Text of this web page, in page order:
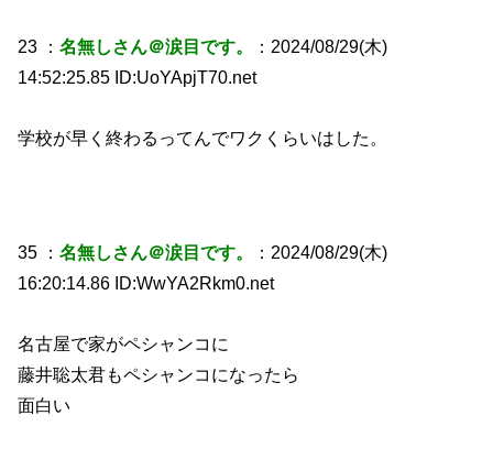
23 ：名無しさん＠涙目です。
：2024/08/29(木)
14:52:25.85 ID:UoYApjT70.net
学校が早く終わるってんでワクくらいはした。
35 ：名無しさん＠涙目です。
：2024/08/29(木)
16:20:14.86 ID:WwYA2Rkm0.net
名古屋で家がペシャンコに
藤井聡太君もペシャンコになったら
面白い